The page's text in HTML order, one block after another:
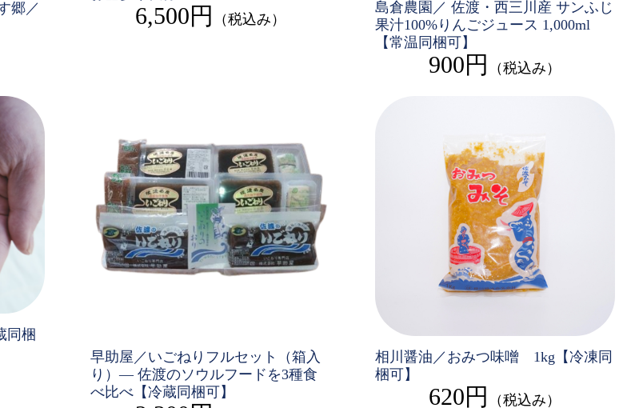
郷／
6,500円 （税込み）
島倉農園／ 佐渡・西三川産 サンふじ
果汁100%りんごジュース 1,000ml
【常温同梱可】
900円 （税込み）
同梱
早助屋／いごねりフルセット（箱入
り）— 佐渡のソウルフードを3種食
べ比べ【冷蔵同梱可】
相川醤油／おみつ味噌 1kg【冷凍同
梱可】
620円 （税込み）